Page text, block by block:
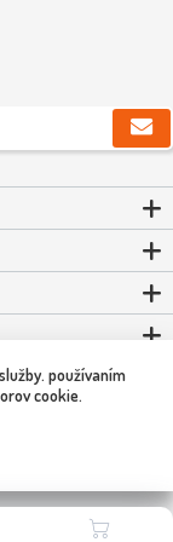
vyhradené.
používaním
cookie.